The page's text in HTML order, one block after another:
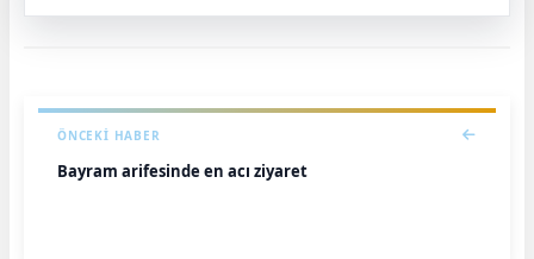
ÖNCEKI HABER
Bayram arifesinde en acı ziyaret